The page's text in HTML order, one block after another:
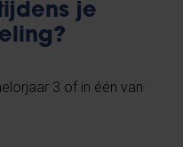
je
3 of in één van